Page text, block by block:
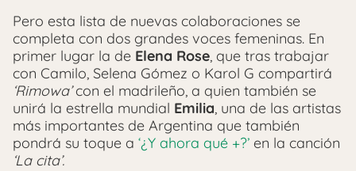
Pero esta lista de nuevas colaboraciones se
completa con dos grandes voces femeninas. En
primer lugar la de Elena Rose, que tras trabajar
con Camilo, Selena Gómez o Karol G compartirá
‘Rimowa’con el madrileño, a quien también se
unirá la estrella mundial Emilia, una de las artistas
más importantes de Argentina que también
pondrá su toque a ‘¿Y ahora qué +?’ en la canción
‘La cita’.